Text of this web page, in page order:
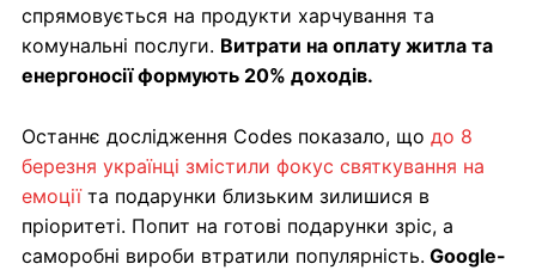
спрямовується на продукти харчування та
комунальні послуги. Витрати на оплату житла та
енергоносії формують 20% доходів.
Останнє дослідження Codes показало, що до 8
березня українці змістили фокус святкування на
емоціїта подарунки близьким зилишися в
пріоритеті. Попит на готові подарунки зріс, а
саморобні вироби втратили популярність. Google-